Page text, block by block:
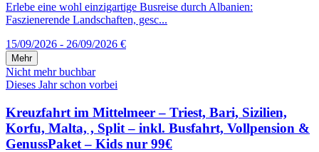
Erlebe eine wohl einzigartige Busreise durch Albanien:
Faszienerende Landschaften, gesc...
15/09/2026 - 26/09/2026 €
Mehr
Nicht mehr buchbar
Dieses Jahr schon vorbei
Kreuzfahrt im Mittelmeer – Triest, Bari, Sizilien,
Korfu, Malta, , Split – inkl. Busfahrt, Vollpension &
GenussPaket – Kids nur 99€